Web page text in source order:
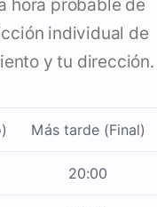
hora probable de
individual de
y tu dirección.
Más tarde (Final)
20:00